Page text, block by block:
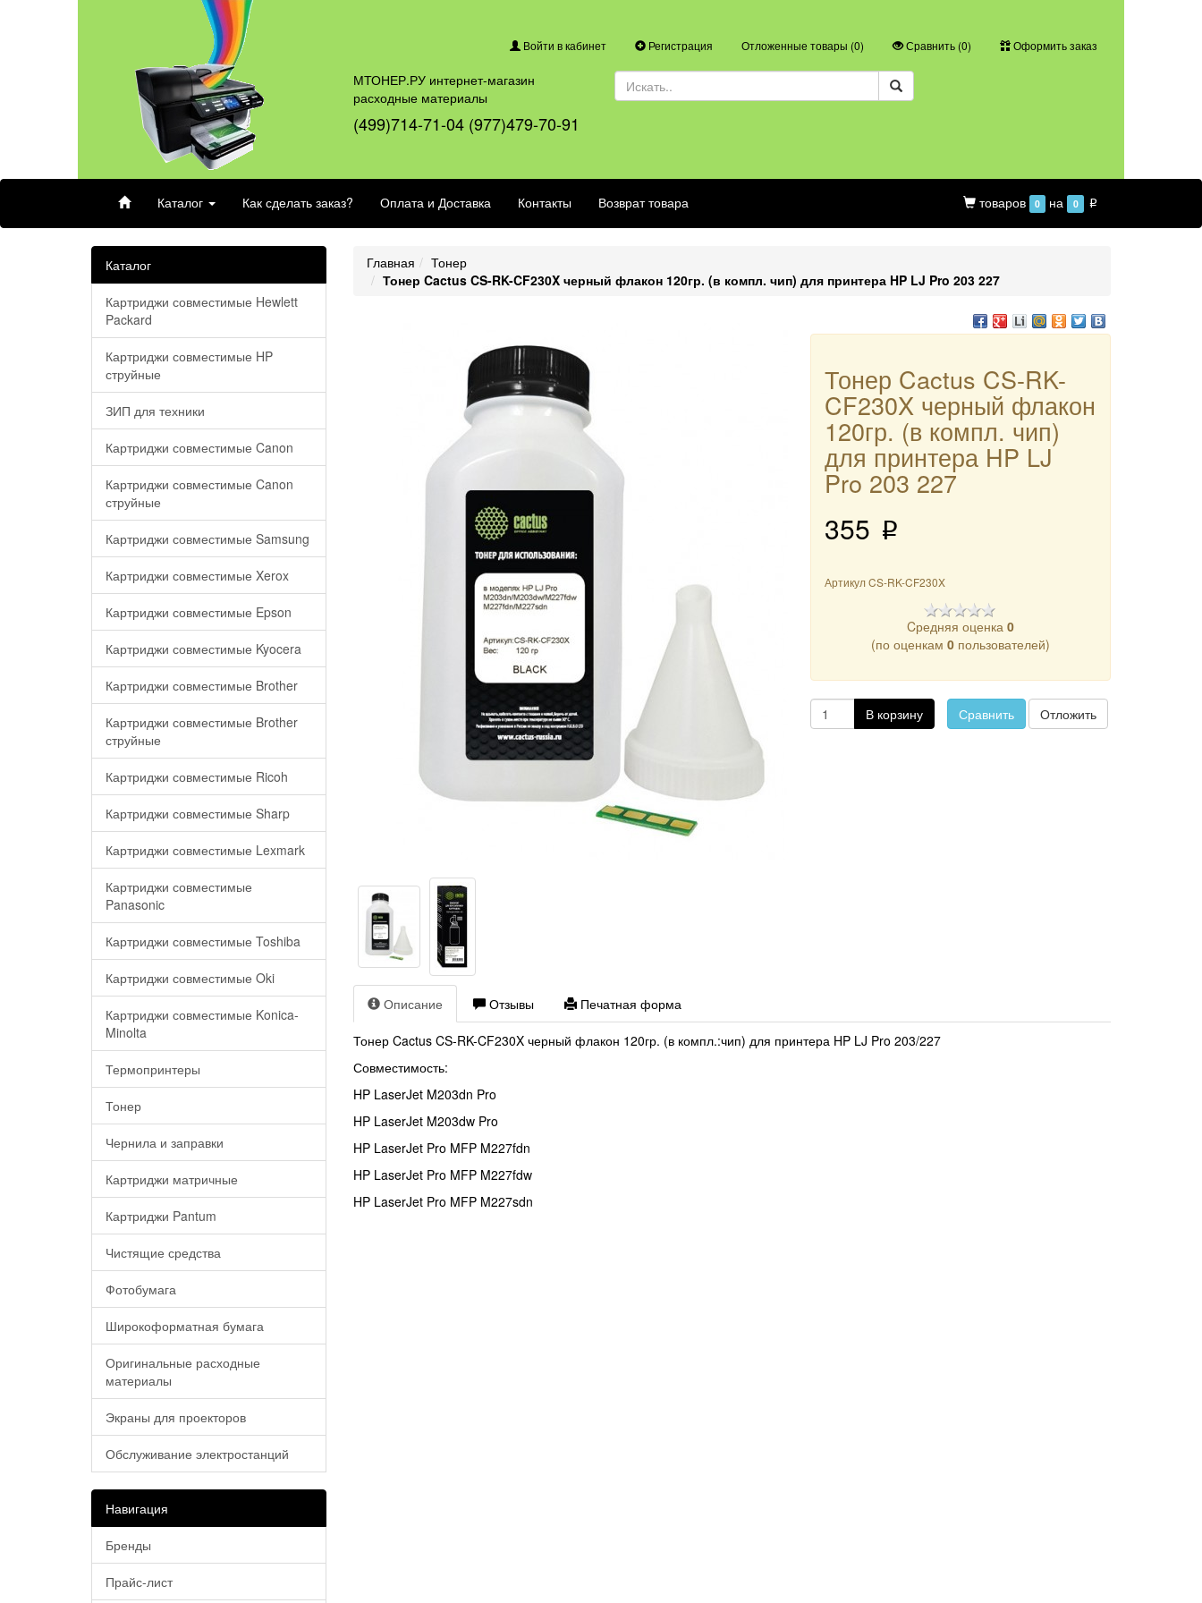
Войти в кабинет Регистрация Отложенные товары (0) Сравнить (0) Оформить заказ
МТОНЕР.РУ интернет-магазин
расходные материалы
(499)714-71-04 (977)479-70-91
Каталог Как сделать заказ? Оплата и Доставка Контакты Возврат товара товаров 0 на 0 p
Каталог
Картриджи совместимые Hewlett
Packard
Картриджи совместимые HP
струйные
ЗИП для техники
Картриджи совместимые Canon
Картриджи совместимые Canon
струйные
Картриджи совместимые Samsung
Картриджи совместимые Xerox
Картриджи совместимые Epson
Картриджи совместимые Kyocera
Картриджи совместимые Brother
Картриджи совместимые Brother
струйные
Картриджи совместимые Ricoh
Картриджи совместимые Sharp
Картриджи совместимые Lexmark
Картриджи совместимые
Panasonic
Картриджи совместимые Toshiba
Картриджи совместимые Oki
Картриджи совместимые Konica-
Minolta
Термопринтеры
Тонер
Чернила и заправки
Картриджи матричные
Картриджи Pantum
Чистящие средства
Фотобумага
Широкоформатная бумага
Оригинальные расходные
материалы
Экраны для проекторов
Обслуживание электростанций
Навигация
Бренды
Прайс-лист
Главная
Тонер
Тонер Cactus CS-RK-CF230X черный флакон 120гр. (в компл. чип) для принтера HP LJ Pro 203 227
Тонер Cactus CS-RK-
CF230X черный флакон
120гр. (в компл. чип)
для принтера HP LJ
Pro 203 227
355 p
АртикулCS-RK-CF230X
Cредняя оценка0
(по оценкам0 пользователей)
В корзину Сравнить Отложить
Описание Отзывы Печатная форма
Тонер Cactus CS-RK-CF230X черный флакон 120гр. (в компл.:чип) для принтера HP LJ Pro 203/227
Совместимость:
HP LaserJet M203dn Pro
HP LaserJet M203dw Pro
HP LaserJet Pro MFP M227fdn
HP LaserJet Pro MFP M227fdw
HP LaserJet Pro MFP M227sdn